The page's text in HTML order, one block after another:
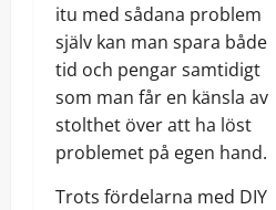
itu med sådana problem
själv kan man spara både
tid och pengar samtidigt
som man får en känsla av
stolthet över att ha löst
problemet på egen hand.
Trots fördelarna med DIY